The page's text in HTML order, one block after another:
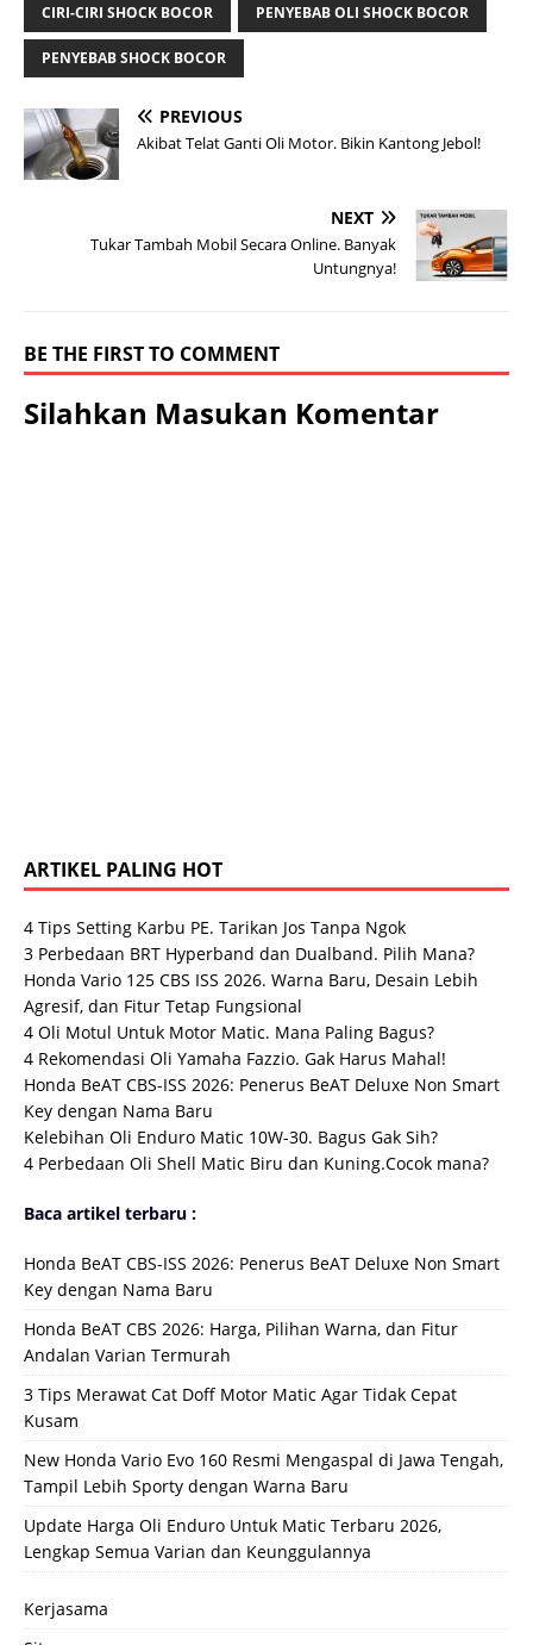
CIRI-CIRI SHOCK BOCOR PENYEBAB OLI SHOCK BOCOR
PENYEBAB SHOCK BOCOR
PREVIOUS
Akibat Telat Ganti Oli Motor. Bikin Kantong Jebol!
NEXT
Tukar Tambah Mobil Secara Online. Banyak
Untungnya!
BE THE FIRST TO COMMENT
Silahkan Masukan Komentar
ARTIKEL PALING HOT
4 Tips Setting Karbu PE. Tarikan Jos Tanpa Ngok
3 Perbedaan BRT Hyperband dan Dualband. Pilih Mana?
Honda Vario 125 CBS ISS 2026. Warna Baru, Desain Lebih
Agresif, dan Fitur Tetap Fungsional
4 Oli Motul Untuk Motor Matic. Mana Paling Bagus?
4 Rekomendasi Oli Yamaha Fazzio. Gak Harus Mahal!
Honda BeAT CBS-ISS 2026: Penerus BeAT Deluxe Non Smart
Key dengan Nama Baru
Kelebihan Oli Enduro Matic 10W-30. Bagus Gak Sih?
4 Perbedaan Oli Shell Matic Biru dan Kuning.Cocok mana?
Baca artikel terbaru :
Honda BeAT CBS-ISS 2026: Penerus BeAT Deluxe Non Smart
Key dengan Nama Baru
Honda BeAT CBS 2026: Harga, Pilihan Warna, dan Fitur
Andalan Varian Termurah
3 Tips Merawat Cat Doff Motor Matic Agar Tidak Cepat
Kusam
New Honda Vario Evo 160 Resmi Mengaspal di Jawa Tengah,
Tampil Lebih Sporty dengan Warna Baru
Update Harga Oli Enduro Untuk Matic Terbaru 2026,
Lengkap Semua Varian dan Keunggulannya
Kerjasama